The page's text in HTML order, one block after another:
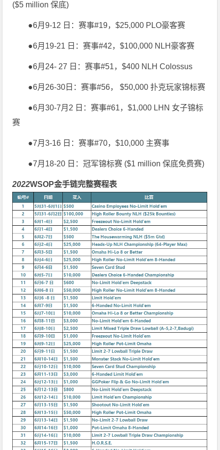
($5 million 保底)
●6月9-12 日：赛事#19，$25,000 PLO豪客赛
●6月19-21 日：赛事#42，$100,000 NLH豪客赛
●6月24- 27 日：赛事#51，$400 NLH Colossus
●6月26-30日：赛事#56， $50,000 扑克玩家锦标赛
●6月30-7月2 日：赛事#61，$1,000 LHN 女子锦标
赛
●7月3-16 日：赛事#70，$10,000 主赛事
●7月18-20 日：冠军锦标赛 ($1 million 保底免费赛)
2022WSOP金手链完整赛程表